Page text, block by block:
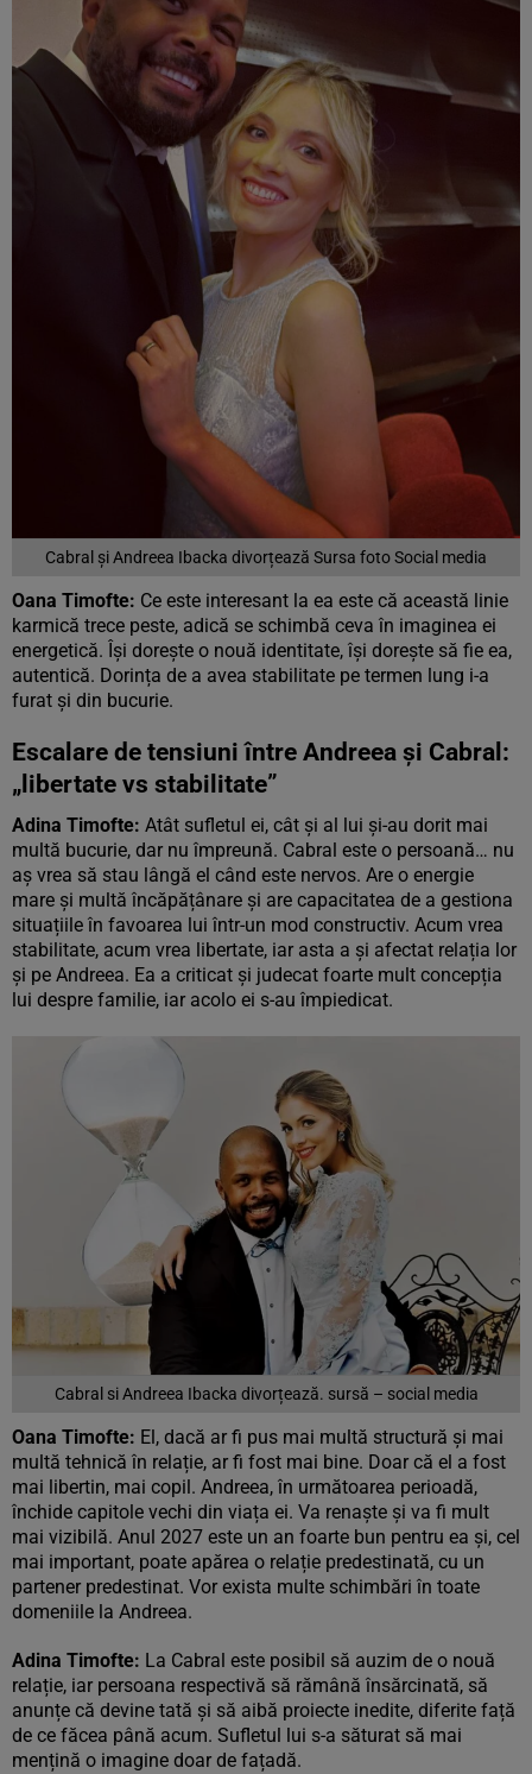
Cabral și Andreea Ibacka divorțează Sursa foto Social media
Oana Timofte: Ce este interesant la ea este că această linie
karmică trece peste, adică se schimbă ceva în imaginea ei
energetică. Își dorește o nouă identitate, își dorește să fie ea,
autentică. Dorința de a avea stabilitate pe termen lung i-a
furat și din bucurie.
Escalare de tensiuni între Andreea și Cabral:
„libertate vs stabilitate”
Adina Timofte: Atât sufletul ei, cât și al lui și-au dorit mai
multă bucurie, dar nu împreună. Cabral este o persoană… nu
aș vrea să stau lângă el când este nervos. Are o energie
mare și multă încăpățânare și are capacitatea de a gestiona
situațiile în favoarea lui într-un mod constructiv. Acum vrea
stabilitate, acum vrea libertate, iar asta a și afectat relația lor
și pe Andreea. Ea a criticat și judecat foarte mult concepția
lui despre familie, iar acolo ei s-au împiedicat.
Cabral si Andreea Ibacka divorțează. sursă – social media
Oana Timofte: El, dacă ar fi pus mai multă structură și mai
multă tehnică în relație, ar fi fost mai bine. Doar că el a fost
mai libertin, mai copil. Andreea, în următoarea perioadă,
închide capitole vechi din viața ei. Va renaște și va fi mult
mai vizibilă. Anul 2027 este un an foarte bun pentru ea și, cel
mai important, poate apărea o relație predestinată, cu un
partener predestinat. Vor exista multe schimbări în toate
domeniile la Andreea.
Adina Timofte: La Cabral este posibil să auzim de o nouă
relație, iar persoana respectivă să rămână însărcinată, să
anunțe că devine tată și să aibă proiecte inedite, diferite față
de ce făcea până acum. Sufletul lui s-a săturat să mai
mențină o imagine doar de fațadă.